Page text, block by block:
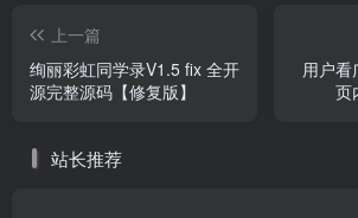
上一篇
绚丽彩虹同学录V1.5 fix 全开
源完整源码【修复版】
用户
页
站长推荐